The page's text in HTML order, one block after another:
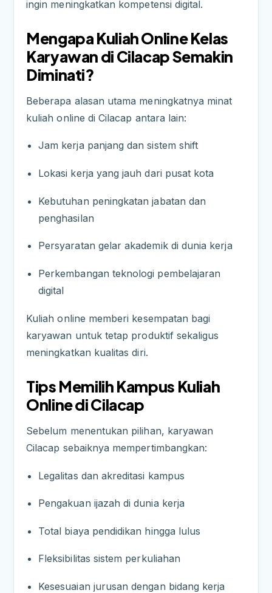
ingin meningkatkan kompetensi digital.
Mengapa Kuliah Online Kelas
Karyawan di Cilacap Semakin
Diminati?
Beberapa alasan utama meningkatnya minat
kuliah online di Cilacap antara lain:
Jam kerja panjang dan sistem shift
Lokasi kerja yang jauh dari pusat kota
Kebutuhan peningkatan jabatan dan
penghasilan
Persyaratan gelar akademik di dunia kerja
Perkembangan teknologi pembelajaran
digital
Kuliah online memberi kesempatan bagi
karyawan untuk tetap produktif sekaligus
meningkatkan kualitas diri.
Tips Memilih Kampus Kuliah
Online di Cilacap
Sebelum menentukan pilihan, karyawan
Cilacap sebaiknya mempertimbangkan:
Legalitas dan akreditasi kampus
Pengakuan ijazah di dunia kerja
Total biaya pendidikan hingga lulus
Fleksibilitas sistem perkuliahan
Kesesuaian jurusan dengan bidang kerja